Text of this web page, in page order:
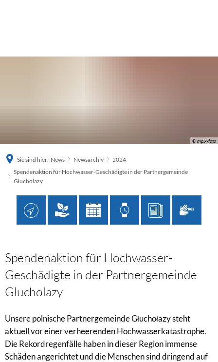
© mpix-foto
Sie sind hier: News Newsarchiv
2024
Spendenaktion für Hochwasser-Geschädigte in der Partnergemeinde
Głuchołazy
Spendenaktion für Hochwasser-
Geschädigte in der Partnergemeinde
Glucholazy
Unsere polnische Partnergemeinde Głuchołazy steht
aktuell vor einer verheerenden Hochwasserkatastrophe.
Die Rekordregenfälle haben in dieser Region immense
Schäden angerichtet und die Menschen sind dringend auf